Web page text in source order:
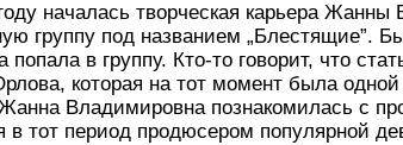
началась творческая карьера
группу под названием „Блестящие”.
попала в группу. Кто-то говорит, что
которая на тот момент была
Владимировна познакомилась с
в тот период продюсером популярной